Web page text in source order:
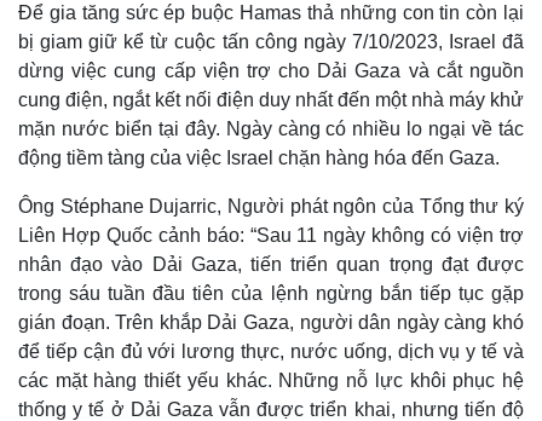
Để gia tăng sức ép buộc Hamas thả những con tin còn lại
bị giam giữ kể từ cuộc tấn công ngày 7/10/2023, Israel đã
dừng việc cung cấp viện trợ cho Dải Gaza và cắt nguồn
cung điện, ngắt kết nối điện duy nhất đến một nhà máy khử
mặn nước biển tại đây. Ngày càng có nhiều lo ngại về tác
động tiềm tàng của việc Israel chặn hàng hóa đến Gaza.
Ông Stéphane Dujarric, Người phát ngôn của Tổng thư ký
Liên Hợp Quốc cảnh báo: “Sau 11 ngày không có viện trợ
nhân đạo vào Dải Gaza, tiến triển quan trọng đạt được
trong sáu tuần đầu tiên của lệnh ngừng bắn tiếp tục gặp
gián đoạn. Trên khắp Dải Gaza, người dân ngày càng khó
để tiếp cận đủ với lương thực, nước uống, dịch vụ y tế và
các mặt hàng thiết yếu khác. Những nỗ lực khôi phục hệ
thống y tế ở Dải Gaza vẫn được triển khai, nhưng tiến độ